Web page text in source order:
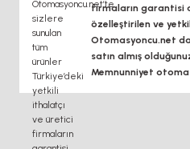
firmaların garantisi
özelleştirilen ve
Otomasyoncu.net
satın almış
Memnunniyet